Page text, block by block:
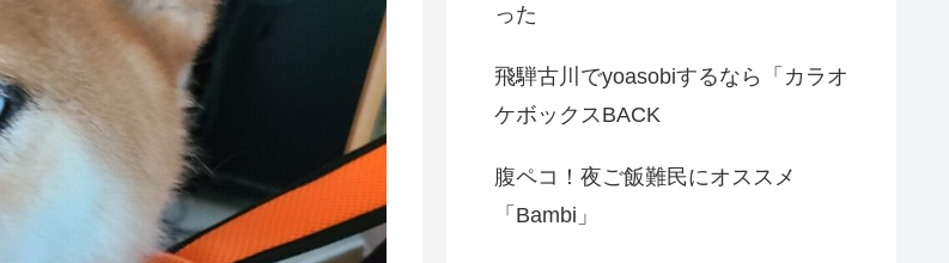
った
飛騨古川でyoasobiするなら「カラオ
ケボックスBACK
腹ペコ！夜ご飯難民にオススメ
「Bambi」